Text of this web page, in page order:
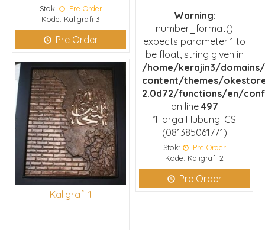
Stok:
Pre Order
Kode: Kaligrafi 3
Pre Order
Warning:
number_format()
expects parameter 1 to
be float, string given in
/home/kerajin3/
content/themes/
2.0d72/functions/en/
on line 497
*Harga Hubungi CS
(081385061771)
Stok:
Pre Order
Kode: Kaligrafi 2
Pre Order
Kaligrafi 1